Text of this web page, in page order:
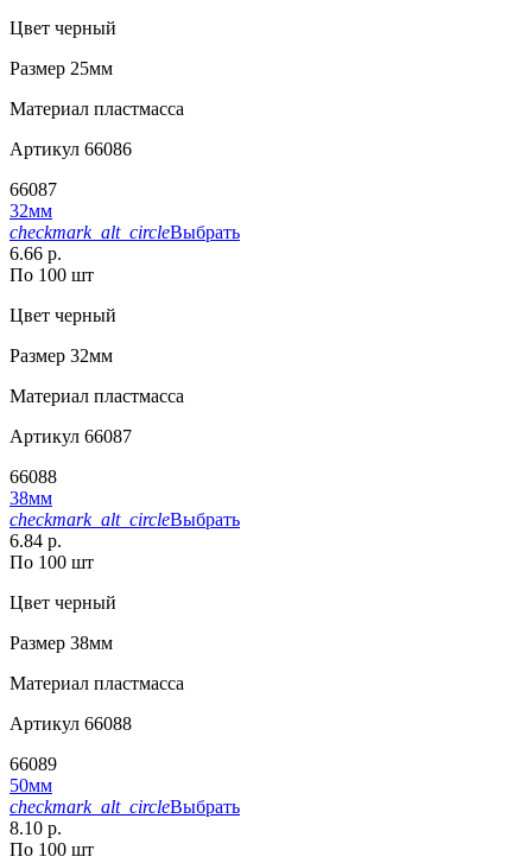
Цвет черный
Размер 25мм
Материал пластмасса
Артикул 66086
66087
32мм
checkmark_alt_circleВыбрать
6.66 р.
По 100 шт
Цвет черный
Размер 32мм
Материал пластмасса
Артикул 66087
66088
38мм
checkmark_alt_circleВыбрать
6.84 р.
По 100 шт
Цвет черный
Размер 38мм
Материал пластмасса
Артикул 66088
66089
50мм
checkmark_alt_circleВыбрать
8.10 р.
По 100 шт